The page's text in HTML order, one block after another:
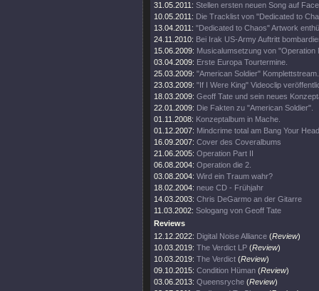
31.05.2011: Stellen ersten neuen Song auf
10.05.2011: Die Tracklist von "Dedicated to
13.04.2011: "Dedicated to Chaos" Artwork
24.11.2010: Bei Irak US-Army Auftritt
15.06.2009: Musicalumsetzung von "Operation
03.04.2009: Erste Europa Tourtermine.
25.03.2009: "American Soldier" Komplettstream.
23.03.2009: "If I Were King" Videoclip
18.03.2009: Geoff Tate und sein neues
22.01.2009: Die Fakten zu "American Soldier".
01.11.2008: Konzeptalbum in Mache.
01.12.2007: Mindcrime total am Bang Your
16.09.2007: Cover des Coveralbums
21.06.2005: Operation Part II
06.08.2004: Operation die 2.
03.08.2004: Wird ein Traum wahr?
18.02.2004: neue CD - Frühjahr
14.03.2003: Chris DeGarmo an der Gitarre
11.03.2002: Sologang von Geoff Tate
Reviews
12.12.2022: Digital Noise Alliance (Review)
10.03.2019: The Verdict LP (Review)
10.03.2019: The Verdict (Review)
09.10.2015: Condition Hüman (Review)
03.06.2013: Queensryche (Review)